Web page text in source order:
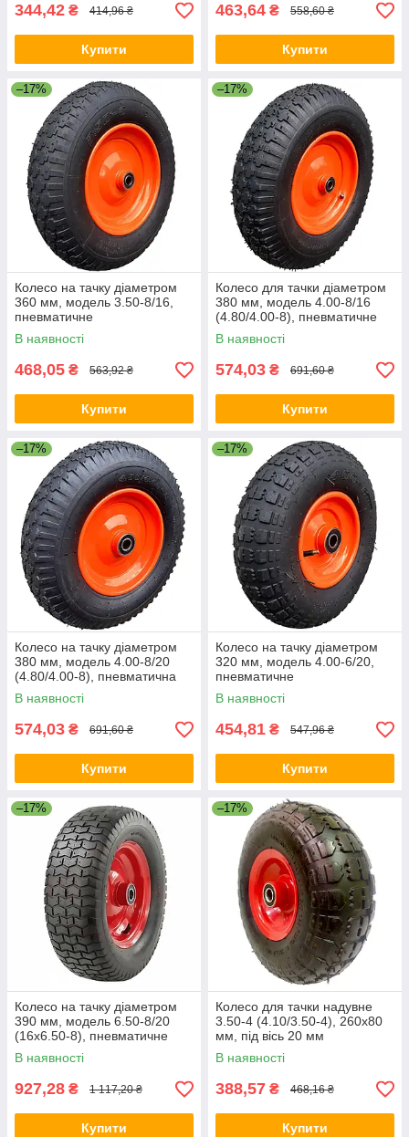
344,42 ₴ 414,96 ₴
Купити
463,64 ₴ 558,60 ₴
Купити
–17%
Колесо на тачку діаметром
360 мм, модель 3.50-8/16,
пневматичне
В наявності
468,05 ₴ 563,92 ₴
Купити
–17%
Колесо для тачки діаметром
380 мм, модель 4.00-8/16
(4.80/4.00-8), пневматичне
В наявності
574,03 ₴ 691,60 ₴
Купити
–17%
Колесо на тачку діаметром
380 мм, модель 4.00-8/20
(4.80/4.00-8), пневматична
В наявності
574,03 ₴ 691,60 ₴
Купити
–17%
Колесо на тачку діаметром
320 мм, модель 4.00-6/20,
пневматичне
В наявності
454,81 ₴ 547,96 ₴
Купити
–17%
Колесо на тачку діаметром
390 мм, модель 6.50-8/20
(16x6.50-8), пневматичне
В наявності
927,28 ₴ 1 117,20 ₴
Купити
–17%
Колесо для тачки надувне
3.50-4 (4.10/3.50-4), 260х80
мм, під вісь 20 мм
В наявності
388,57 ₴ 468,16 ₴
Купити